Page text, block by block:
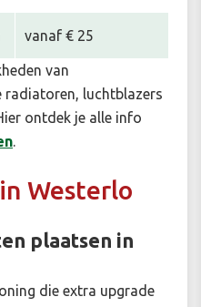
vanaf € 25
van
radiatoren, luchtblazers
ontdek je alle info
.
Westerlo
plaatsen in
die extra upgrade